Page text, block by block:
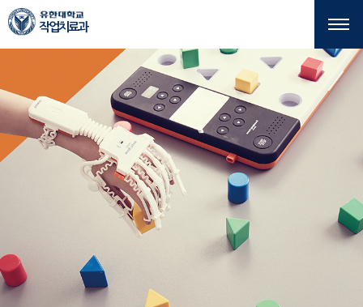
본문 바로가기 주메뉴 바로가기
작업치료과